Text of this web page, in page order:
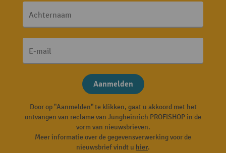
Achternaam
E-mail
Aanmelden
Door op "Aanmelden" te klikken, gaat u akkoord met het
ontvangen van reclame van Jungheinrich PROFISHOP in de
vorm van nieuwsbrieven.
Meer informatie over de gegevensverwerking voor de
nieuwsbrief vindt u hier.